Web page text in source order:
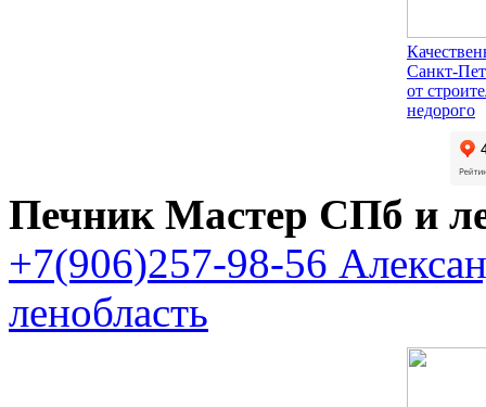
Санкт-
от
недорого
Печник Мастер СПб и
+7(906)257-98-56
ленобласть